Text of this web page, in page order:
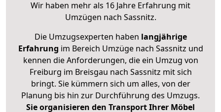
Wir haben mehr als 16 Jahre Erfahrung mit
Umzügen nach Sassnitz.
Die Umzugsexperten haben langjährige
Erfahrung im Bereich Umzüge nach Sassnitz und
kennen die Anforderungen, die ein Umzug von
Freiburg im Breisgau nach Sassnitz mit sich
bringt. Sie kümmern sich um alles, von der
Planung bis hin zur Durchführung des Umzugs.
Sie organisieren den Transport Ihrer Möbel